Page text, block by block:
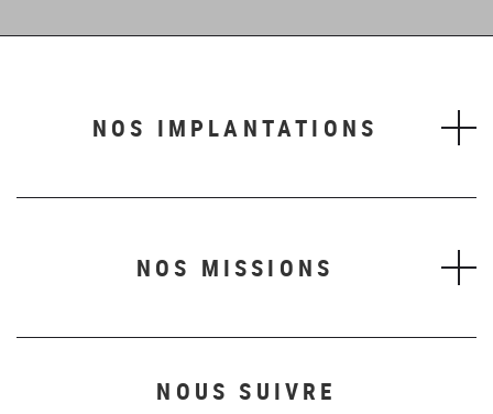
NOS IMPLANTATIONS
NOS MISSIONS
NOUS SUIVRE